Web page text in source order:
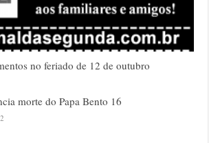
no feriado de 12 de outubro
morte do Papa Bento 16